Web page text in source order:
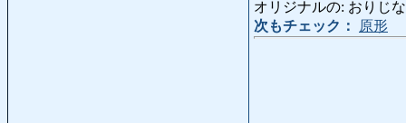
オリジナルの: おりじ
次もチェック：
原形